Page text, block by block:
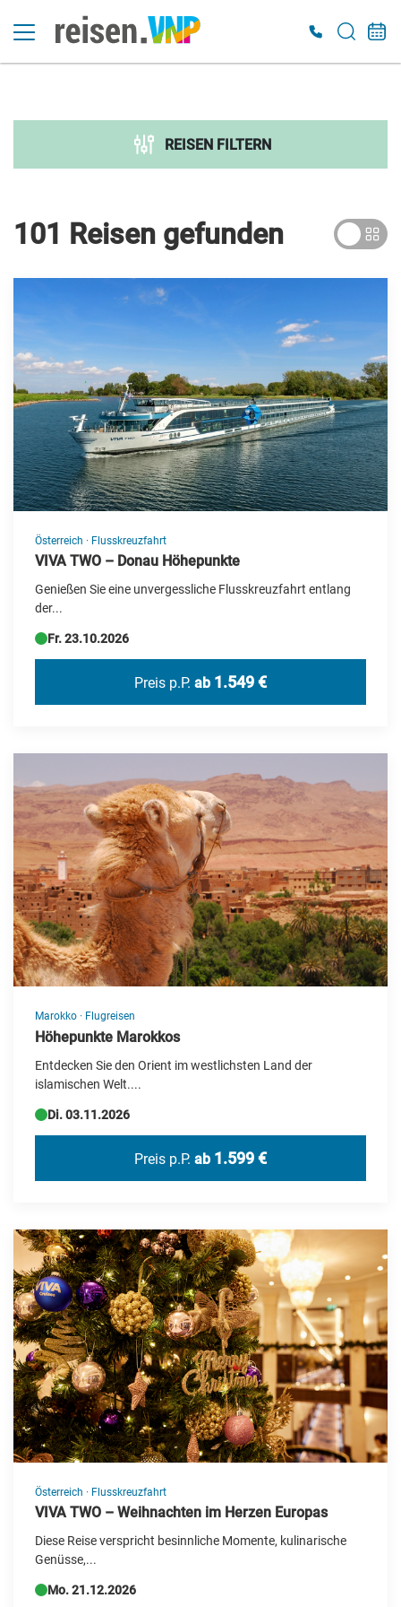
Suche verfeinern
Preis
Reiseart
Adventsreisen
Bus-Rundreise
Deutschland Reisen
Erlebnis & Aufenthalt
Events
Flugreisen
Flusskreuzfahrt
Frühjahrs-Reisen
Geschenkideen
Kurzreisen
Neue Reisen
Silvesterreisen
Specials
Städte-/Musikreisen
Weihnachtsreisen
Zielgebiet
Albanien
Andorra
Belgien
China
Deutschland
Dänemark
Estland
Finnland
Frankreich
Griechenland
Großbritannien
Irland
Island
Italien
Kanada
REISEN FILTERN
101 Reisen gefunden
Österreich · Flusskreuzfahrt
VIVA TWO – Donau Höhepunkte
Genießen Sie eine unvergessliche Flusskreuzfahrt entlang
der...
Fr. 23.10.2026
Preis p.P. ab 1.549 €
Marokko · Flugreisen
Höhepunkte Marokkos
Entdecken Sie den Orient im westlichsten Land der
islamischen Welt....
Di. 03.11.2026
Preis p.P. ab 1.599 €
Österreich · Flusskreuzfahrt
VIVA TWO – Weihnachten im Herzen Europas
Diese Reise verspricht besinnliche Momente, kulinarische
Genüsse,...
Mo. 21.12.2026